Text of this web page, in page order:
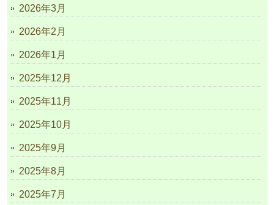
2026年3月
2026年2月
2026年1月
2025年12月
2025年11月
2025年10月
2025年9月
2025年8月
2025年7月